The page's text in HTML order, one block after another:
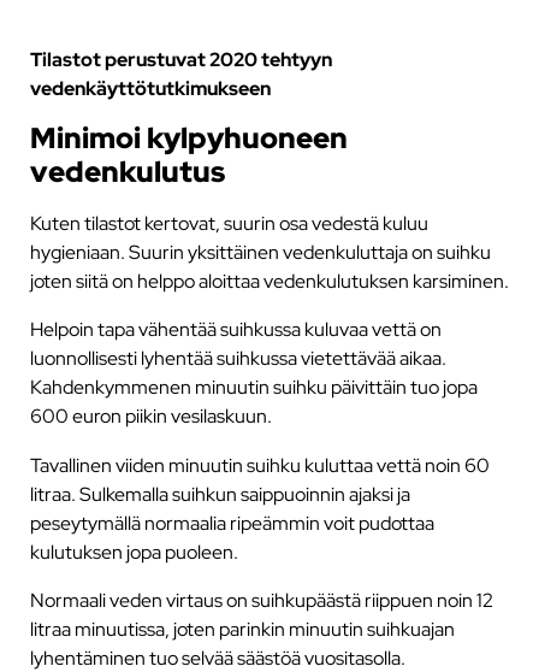
Tilastot perustuvat 2020 tehtyyn
vedenkäyttötutkimukseen
Minimoi kylpyhuoneen
vedenkulutus
Kuten tilastot kertovat, suurin osa vedestä kuluu
hygieniaan. Suurin yksittäinen vedenkuluttaja on suihku
joten siitä on helppo aloittaa vedenkulutuksen karsiminen.
Helpoin tapa vähentää suihkussa kuluvaa vettä on
luonnollisesti lyhentää suihkussa vietettävää aikaa.
Kahdenkymmenen minuutin suihku päivittäin tuo jopa
600 euron piikin vesilaskuun.
Tavallinen viiden minuutin suihku kuluttaa vettä noin 60
litraa. Sulkemalla suihkun saippuoinnin ajaksi ja
peseytymällä normaalia ripeämmin voit pudottaa
kulutuksen jopa puoleen.
Normaali veden virtaus on suihkupäästä riippuen noin 12
litraa minuutissa, joten parinkin minuutin suihkuajan
lyhentäminen tuo selvää säästöä vuositasolla.